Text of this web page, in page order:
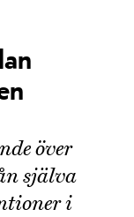
över
själva
i